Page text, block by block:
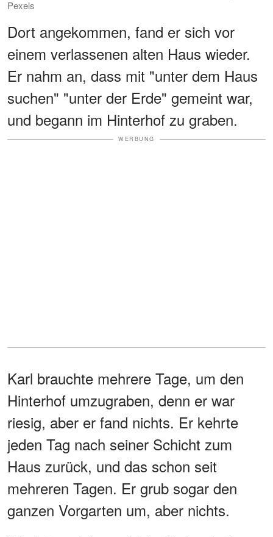
Pexels
Dort angekommen, fand er sich vor
einem verlassenen alten Haus wieder.
Er nahm an, dass mit "unter dem Haus
suchen" "unter der Erde" gemeint war,
und begann im Hinterhof zu graben.
WERBUNG
Karl brauchte mehrere Tage, um den
Hinterhof umzugraben, denn er war
riesig, aber er fand nichts. Er kehrte
jeden Tag nach seiner Schicht zum
Haus zurück, und das schon seit
mehreren Tagen. Er grub sogar den
ganzen Vorgarten um, aber nichts.